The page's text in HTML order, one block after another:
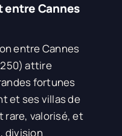
entre Cannes
entre Cannes
attire
fortunes
et ses villas de
rare, valorisé, et
division